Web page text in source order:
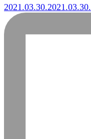
2021.03.30.2021.03.30.